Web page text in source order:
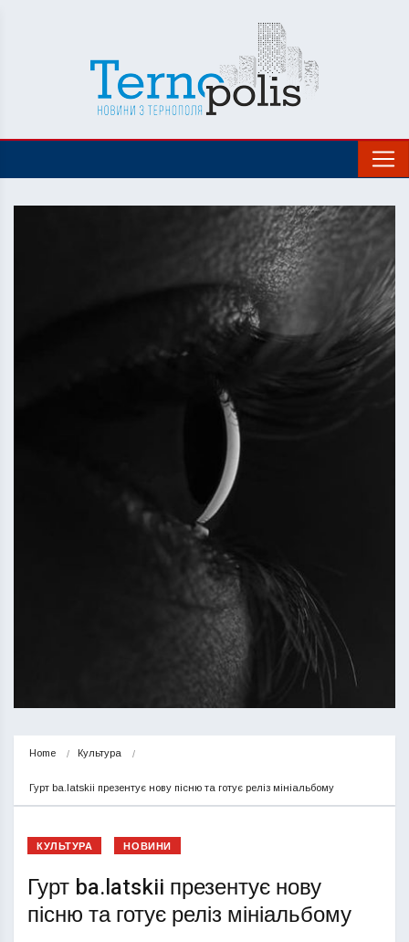
Home Культура
Гурт ba.latskii презентує нову пісню та готує реліз мініальбому
КУЛЬТУРА НОВИНИ
Гурт ba.latskii презентує нову
пісню та готує реліз мініальбому